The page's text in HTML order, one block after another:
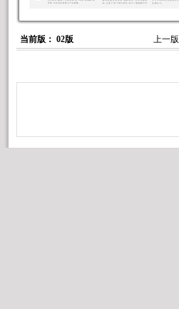
当前版： 02版 上一版